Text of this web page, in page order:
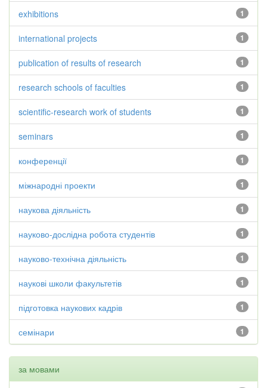
1
exhibitions
1
international projects
1
publication of results of research
1
research schools of faculties
1
scientific-research work of students
1
seminars
1
конференції
1
міжнародні проекти
1
наукова діяльність
1
науково-дослідна робота студентів
1
науково-технічна діяльність
1
наукові школи факультетів
1
підготовка наукових кадрів
1
семінари
за мовами